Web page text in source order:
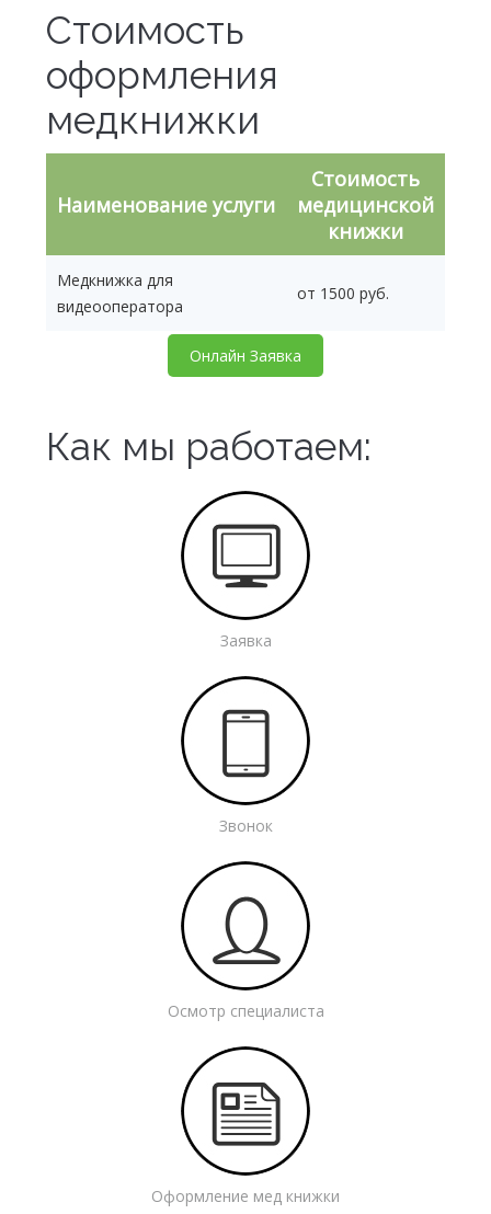
Стоимость
оформления
медкнижки
Наименование услуги
Стоимость
медицинской
книжки
Медкнижка для
видеооператора
от 1500 руб.
Онлайн Заявка
Как мы работаем:
Заявка
Звонок
Осмотр специалиста
Оформление мед книжки